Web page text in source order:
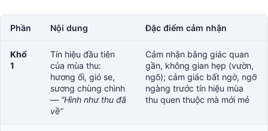
Phần Nội dung Đặc điểm cảm nhận
Khổ
1
Tín hiệu đầu tiên
của mùa thu:
hương ổi, gió se,
sương chùng chình
— “Hình như thu đã
về”
Cảm nhận bằng giác quan
gần, không gian hẹp (vườn,
ngõ); cảm giác bất ngờ, ngỡ
ngàng trước tín hiệu mùa
thu quen thuộc mà mới mẻ